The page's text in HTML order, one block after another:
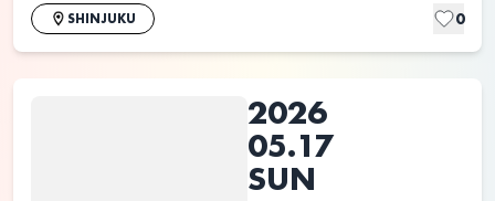
SHINJUKU 0
2026
05.17
SUN